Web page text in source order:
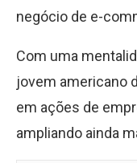
negócio de e-
Com uma
jovem americano
em ações de
ampliando ainda